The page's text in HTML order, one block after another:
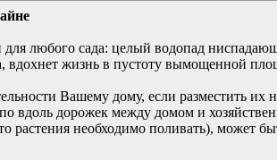
любого сада: целый водопад
вдохнет жизнь в пустоту вымощенной
Вашему дому, если разместить их
вдоль дорожек между домом и
растения необходимо поливать), может